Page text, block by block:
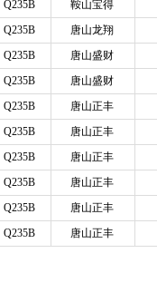
Q235B
鞍山宝得
Q235B
唐山龙翔
Q235B
唐山盛财
Q235B
唐山盛财
Q235B
唐山正丰
Q235B
唐山正丰
Q235B
唐山正丰
Q235B
唐山正丰
Q235B
唐山正丰
Q235B 唐山正丰